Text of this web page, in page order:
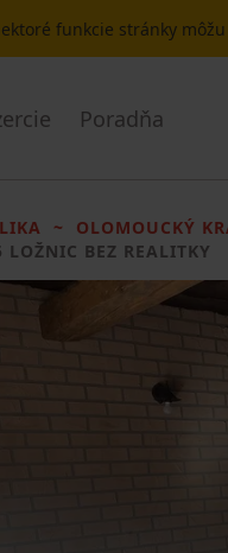
funkcie stránky
Poradňa
OLOMOUCKÝ
LOŽNIC BEZ REALITKY